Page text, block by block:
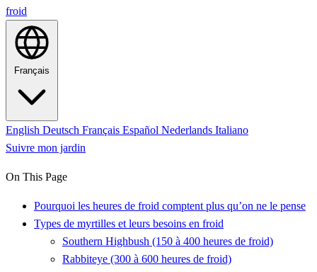
froid
Français
English Deutsch Français Español Nederlands Italiano
Suivre mon jardin
On This Page
Pourquoi les heures de froid comptent plus qu’on ne le pense
Types de myrtilles et leurs besoins en froid
Southern Highbush (150 à 400 heures de froid)
Rabbiteye (300 à 600 heures de froid)